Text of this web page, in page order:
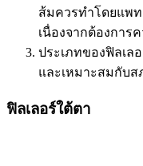
ส้มควรทำโดยแพ
เนื่องจากต้องการ
ประเภทของฟิลเล
และเหมาะสมกับ
ฟิลเลอร์ใต้ตา